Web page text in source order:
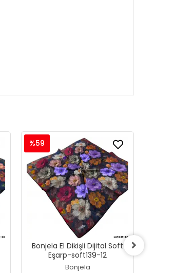
Bonjela El Dikişli Dijital Soft
Eşarp-soft139-12
Bonjela
%59